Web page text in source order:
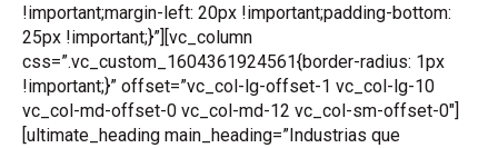
!important;margin-left: 20px !important;padding-bottom:
25px !important;}”][vc_column
css=”.vc_custom_1604361924561{border-radius: 1px
!important;}” offset=”vc_col-lg-offset-1 vc_col-lg-10
vc_col-md-offset-0 vc_col-md-12 vc_col-sm-offset-0″]
[ultimate_heading main_heading=”Industrias que